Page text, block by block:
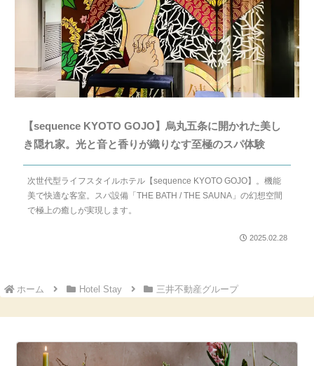
【sequence KYOTO GOJO】烏丸五条に開かれた美し
き隠れ家。光と音と香りが織りなす至極のスパ体験
次世代型ライフスタイルホテル【sequence KYOTO GOJO】。機能
美で快適な客室。スパ設備「THE BATH / THE SAUNA」の幻想空間
で極上の癒しが実現します。
2025.02.28
ホーム Hotel Stay 三井不動産グループ